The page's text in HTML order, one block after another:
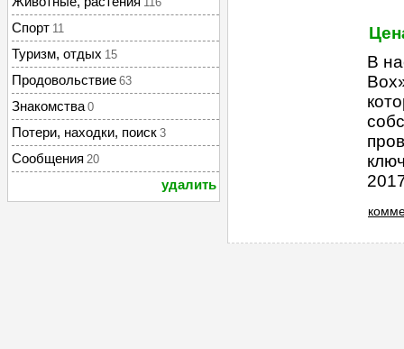
Спорт 11
Туризм, отдых 15
Продовольствие 63
Знакомства 0
Потери, находки, поиск 3
Сообщения 20
удалить
В